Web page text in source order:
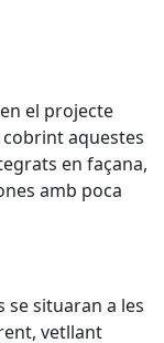
el projecte
aquestes
en façana,
amb poca
se situaran a les
vetllant